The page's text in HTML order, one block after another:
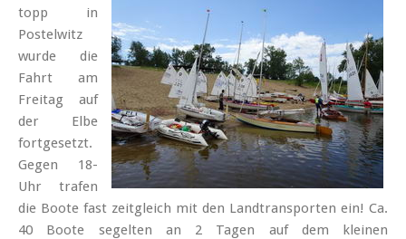
topp in
Postel­witz
wurde die
Fahrt am
Freitag auf
der Elbe
fort­ge­setzt.
Gegen 18­
Uhr trafen
die Boote fast zeitgleich mit den Landtransporten ein! Ca.
40 Boote segelten an 2 Tagen auf dem kleinen